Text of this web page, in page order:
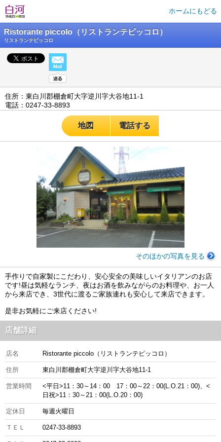
ホームにもどる
Ristorante piccolo（リストランテピッコロ）
リストランテピッコロ
住所：東白川郡棚倉町大字逆川字大谷地11-1
電話：0247-33-8893
地図 電話する
そのほかの写真を見る
手作りで自家製にこだわり、安心安全の美味しいイタリアンのお店
です!昼は気軽なランチ、夜はお酒を飲みながらのお料理や、お一人
から来店でき、3世代に渡るご家族連れも安心して来店できます。
是非お気軽にご来店ください!
店舗詳細
店名 Ristorante piccolo（リストランテピッコロ）
住所 東白川郡棚倉町大字逆川字大谷地11-1
営業時間
<平日>11：30～14：00 17：00～22：00(L.O.21：00)、<
日祝>11：30～21：00(L.O.20：00)
定休日 毎週火曜日
ＴＥＬ 0247-33-8893